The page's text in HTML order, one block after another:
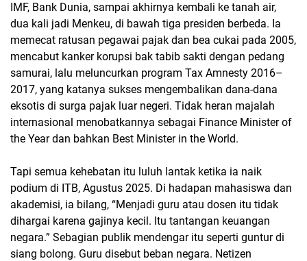
IMF, Bank Dunia, sampai akhirnya kembali ke tanah air,
dua kali jadi Menkeu, di bawah tiga presiden berbeda. Ia
memecat ratusan pegawai pajak dan bea cukai pada 2005,
mencabut kanker korupsi bak tabib sakti dengan pedang
samurai, lalu meluncurkan program Tax Amnesty 2016–
2017, yang katanya sukses mengembalikan dana-dana
eksotis di surga pajak luar negeri. Tidak heran majalah
internasional menobatkannya sebagai Finance Minister of
the Year dan bahkan Best Minister in the World.
Tapi semua kehebatan itu luluh lantak ketika ia naik
podium di ITB, Agustus 2025. Di hadapan mahasiswa dan
akademisi, ia bilang, “Menjadi guru atau dosen itu tidak
dihargai karena gajinya kecil. Itu tantangan keuangan
negara.” Sebagian publik mendengar itu seperti guntur di
siang bolong. Guru disebut beban negara. Netizen